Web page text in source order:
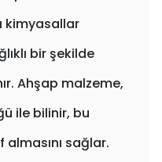
kimyasallar
bir şekilde
Ahşap malzeme,
ile bilinir, bu
almasını sağlar.